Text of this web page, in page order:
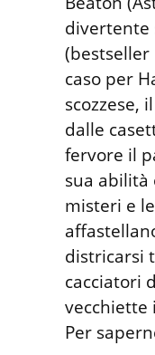
divertente
caso per
scozzese,
dalle
fervore il
sua abilità
misteri e
districarsi
cacciatori
vecchiette
Per